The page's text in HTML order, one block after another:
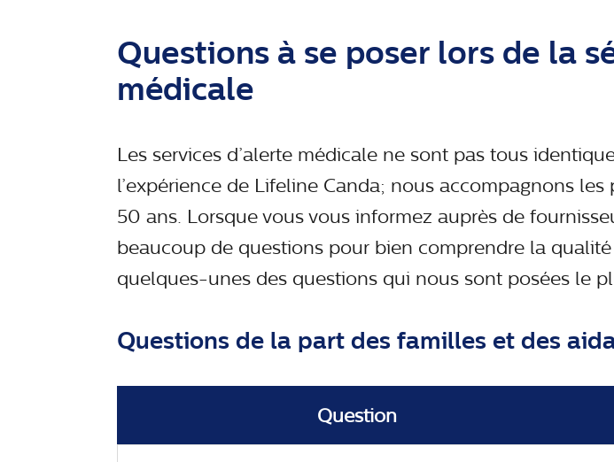
Questions à se poser lors de la
médicale
Les services d’alerte médicale ne sont pas tous
l’expérience de Lifeline Canda; nous accompagnons
50 ans. Lorsque vous vous informez auprès de
beaucoup de questions pour bien comprendre la
quelques-unes des questions qui nous sont posées le
Questions de la part des familles et des
Question